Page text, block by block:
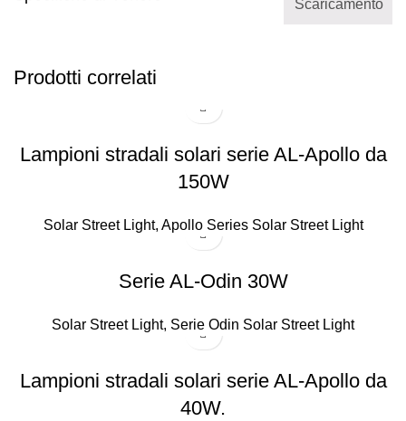
Scaricamento
Prodotti correlati
Lampioni stradali solari serie AL-Apollo da
150W
Solar Street Light, Apollo Series Solar Street Light
Serie AL-Odin 30W
Solar Street Light, Serie Odin Solar Street Light
Lampioni stradali solari serie AL-Apollo da
40W.